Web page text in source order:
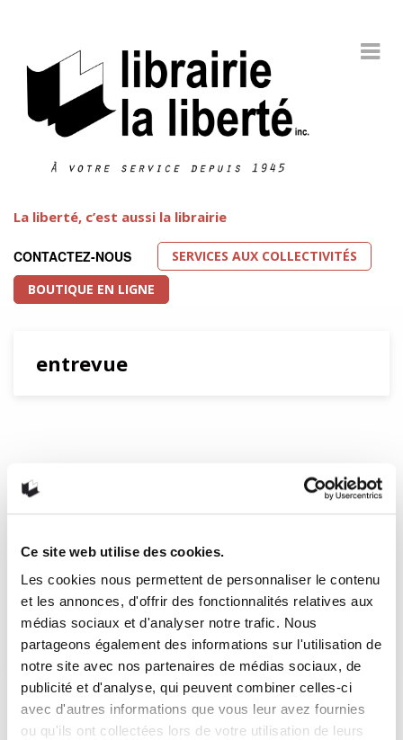
Ce site web utilise des cookies.
Les cookies nous permettent de personnaliser le contenu
et les annonces, d'offrir des fonctionnalités relatives aux
médias sociaux et d'analyser notre trafic. Nous
partageons également des informations sur l'utilisation de
notre site avec nos partenaires de médias sociaux, de
publicité et d'analyse, qui peuvent combiner celles-ci
avec d'autres informations que vous leur avez fournies
ou qu'ils ont collectées lors de votre utilisation de leurs
La liberté, c’est aussi la librairie
CONTACTEZ-NOUS
SERVICES AUX COLLECTIVITÉS
BOUTIQUE EN LIGNE
entrevue
Entretien en compagnie de Dany Laferrière. Samedi matin,
23 octobre 2015 1 1